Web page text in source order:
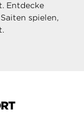
Entdecke
spielen,